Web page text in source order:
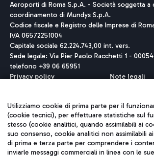
Aeroporti di Roma S.p.A. - Società soggetta a
coordinamento di Mundys S.p.A.
Codice fiscale e Registro delle Imprese di
IVA 06572251004
Capitale sociale 62.224.743,00 int. vers.
Sede legale: Via Pier Paolo Racchetti 1 -
telefono +39 06 65951
Privacy policy
Note legali
Roma FCO
L'aeroporto stellato
QUALITÀ SOSTENIBILITÀ
Utilizziamo cookie di prima parte per il
(cookie tecnici), per effettuare statistiche sul
stesso (cookie analitici, quando assimilabili ai
suo consenso, cookie analitici non assimilabili
di prima e terza parte per comprendere i
inviarle messaggi commerciali in linea con le